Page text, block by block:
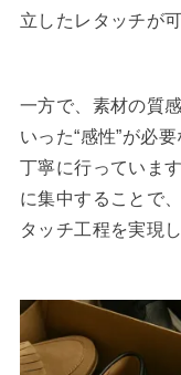
立したレタッチが
一方で、素材の質
いった“感性”が必
丁寧に行っていま
に集中することで
タッチ工程を実現